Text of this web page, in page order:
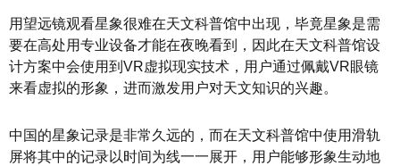
用望远镜观看星象很难在天文科普馆中出现，毕竟星象是需
要在高处用专业设备才能在夜晚看到，因此在天文科普馆设
计方案中会使用到VR虚拟现实技术，用户通过佩戴VR眼镜
来看虚拟的形象，进而激发用户对天文知识的兴趣。
中国的星象记录是非常久远的，而在天文科普馆中使用滑轨
屏将其中的记录以时间为线一一展开，用户能够形象生动地